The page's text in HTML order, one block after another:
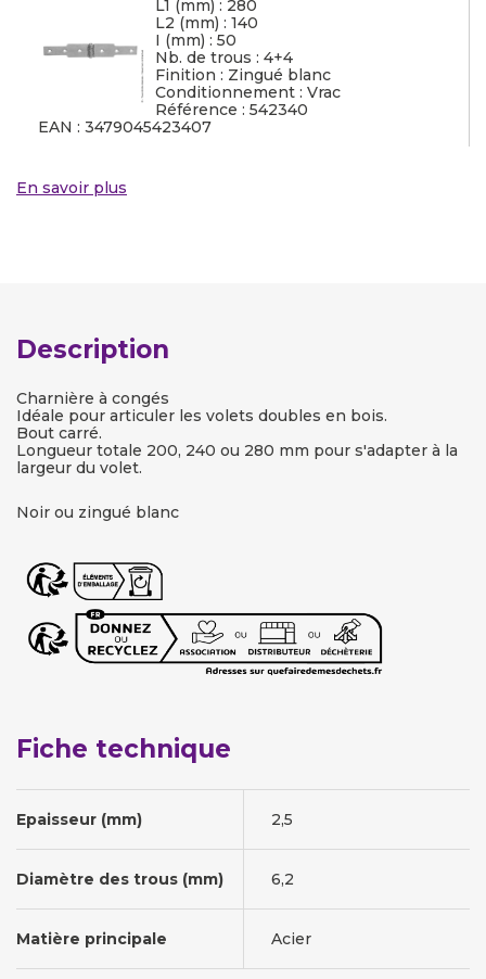
L1 (mm) : 280
L2 (mm) : 140
I (mm) : 50
Nb. de trous : 4+4
Finition : Zingué blanc
Conditionnement : Vrac
Référence : 542340
EAN : 3479045423407
En savoir plus
Description
Charnière à congés
Idéale pour articuler les volets doubles en bois.
Bout carré.
Longueur totale 200, 240 ou 280 mm pour s'adapter à la
largeur du volet.
Noir ou zingué blanc
Fiche technique
Epaisseur (mm) 2,5
Diamètre des trous (mm) 6,2
Matière principale Acier